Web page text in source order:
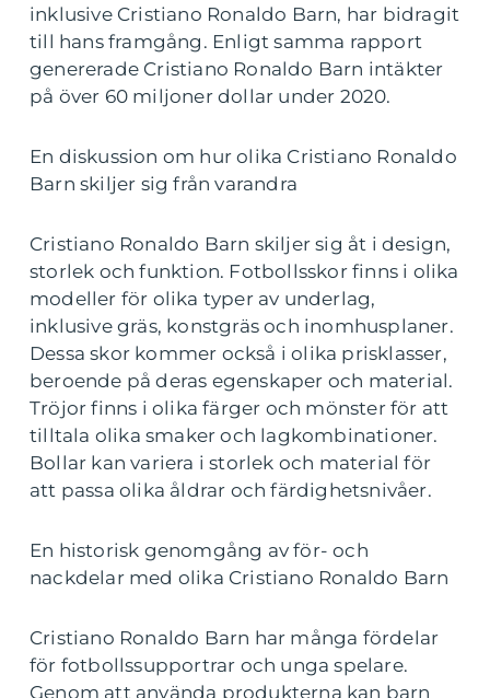
inklusive Cristiano Ronaldo Barn, har bidragit
till hans framgång. Enligt samma rapport
genererade Cristiano Ronaldo Barn intäkter
på över 60 miljoner dollar under 2020.
En diskussion om hur olika Cristiano Ronaldo
Barn skiljer sig från varandra
Cristiano Ronaldo Barn skiljer sig åt i design,
storlek och funktion. Fotbollsskor finns i olika
modeller för olika typer av underlag,
inklusive gräs, konstgräs och inomhusplaner.
Dessa skor kommer också i olika prisklasser,
beroende på deras egenskaper och material.
Tröjor finns i olika färger och mönster för att
tilltala olika smaker och lagkombinationer.
Bollar kan variera i storlek och material för
att passa olika åldrar och färdighetsnivåer.
En historisk genomgång av för- och
nackdelar med olika Cristiano Ronaldo Barn
Cristiano Ronaldo Barn har många fördelar
för fotbollssupportrar och unga spelare.
Genom att använda produkterna kan barn